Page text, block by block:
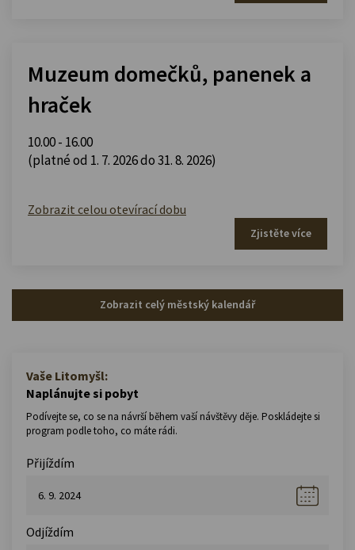
Muzeum domečků, panenek a
hraček
10.00 - 16.00
(platné od 1. 7. 2026 do 31. 8. 2026)
Zobrazit celou otevírací dobu
Zjistěte více
Zobrazit celý městský kalendář
Vaše Litomyšl:
Naplánujte si pobyt
Podívejte se, co se na návrší během vaší návštěvy děje. Poskládejte si
program podle toho, co máte rádi.
Přijíždím
Odjíždím